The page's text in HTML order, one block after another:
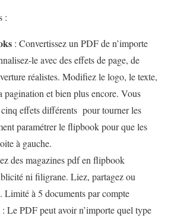
:
: Convertissez un PDF de n’importe
le avec des effets de page, de
réalistes. Modifiez le logo, le texte,
pagination et bien plus encore. Vous
effets différents pour tourner les
paramétrer le flipbook pour que les
à gauche.
des magazines pdf en flipbook
ni filigrane. Liez, partagez ou
Limité à 5 documents par compte
: Le PDF peut avoir n’importe quel type